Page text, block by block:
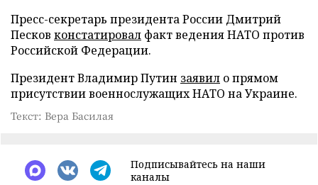
Пресс-секретарь президента России Дмитрий
Песков констатировал факт ведения НАТО против
Российской Федерации.
Президент Владимир Путин заявил о прямом
присутствии военнослужащих НАТО на Украине.
Текст: Вера Басилая
Подписывайтесь на наши
каналы